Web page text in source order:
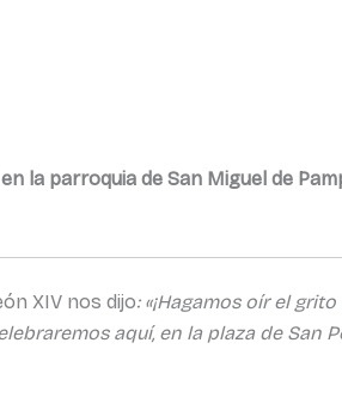
la parroquia de San Miguel de
XIV nos dijo: «¡Hagamos oír el
aquí, en la plaza de San